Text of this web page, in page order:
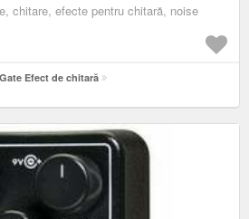
chitare, efecte pentru chitară, noise
Efect de chitară